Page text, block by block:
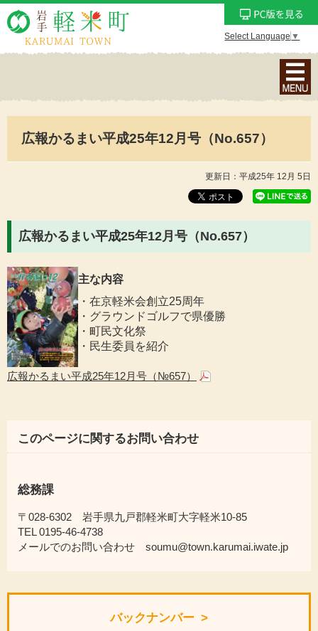
Select Language ▼
ナ
ビ
ン
メ
広報かるまい平成25年12月号（No.657）
更新日：平成25年 12月 5日
広報かるまい平成25年12月号（No.657）
主な内容
・在京軽米会創立25周年
・グラウンドゴルフで県優勝
・町民文化祭
・民生委員を紹介
広報かるまい平成25年12月号（№657）
このページに関するお問い合わせ
総務課
〒028-6302 岩手県九戸郡軽米町大字軽米10-85
TEL 0195-46-4738
メールでのお問い合わせ soumu@town.karumai.iwate.jp
バックナンバー